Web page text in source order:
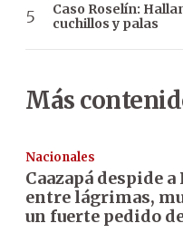
Caso Roselín:
cuchillos y palas
Más
Nacionales
Caazapá despide
entre lágrimas,
un fuerte pedido